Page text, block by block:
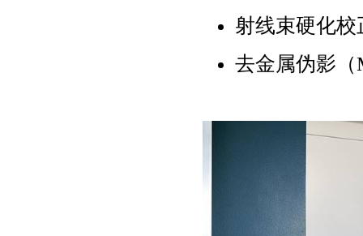
射线束硬化校
去金属伪影（